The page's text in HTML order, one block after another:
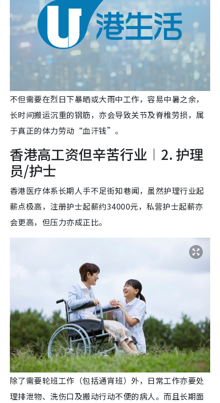
不但需要在烈日下暴晒或大雨中工作，容易中暑之余，
长时间搬运沉重的钢筋，亦会导致关节及脊椎劳损，属
于真正的体力劳动“血汗钱”。
香港高工资但辛苦行业︱2. 护理
员/护士
香港医疗体系长期人手不足街知巷闻，虽然护理行业起
薪点极高，注册护士起薪约34000元，私营护士起薪亦
会更高，但压力亦成正比。
除了需要轮班工作（包括通宵班）外，日常工作亦要处
理排泄物、洗伤口及搬动行动不便的病人。而且长期面